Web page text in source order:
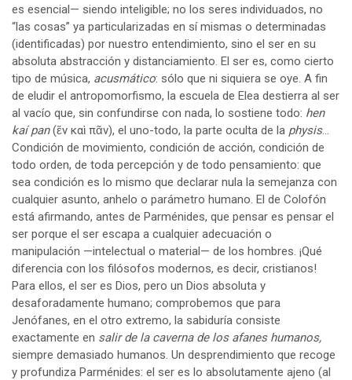
es esencial— siendo inteligible; no los seres individuados, no
“las cosas” ya particularizadas en sí mismas o determinadas
(identificadas) por nuestro entendimiento, sino el ser en su
absoluta abstracción y distanciamiento. El ser es, como cierto
tipo de música, acusmático: sólo que ni siquiera se oye. A fin
de eludir el antropomorfismo, la escuela de Elea destierra al ser
al vacío que, sin confundirse con nada, lo sostiene todo: hen
kaí pan(ἕν καὶ πᾶν), el uno-todo, la parte oculta de la physis…
Condición de movimiento, condición de acción, condición de
todo orden, de toda percepción y de todo pensamiento: que
sea condición es lo mismo que declarar nula la semejanza con
cualquier asunto, anhelo o parámetro humano. El de Colofón
está afirmando, antes de Parménides, que pensar es pensar el
ser porque el ser escapa a cualquier adecuación o
manipulación —intelectual o material— de los hombres. ¡Qué
diferencia con los filósofos modernos, es decir, cristianos!
Para ellos, el ser es Dios, pero un Dios absoluta y
desaforadamente humano; comprobemos que para
Jenófanes, en el otro extremo, la sabiduría consiste
exactamente en salir de la caverna de los afanes humanos,
siempre demasiado humanos. Un desprendimiento que recoge
y profundiza Parménides: el ser es lo absolutamente ajeno (al